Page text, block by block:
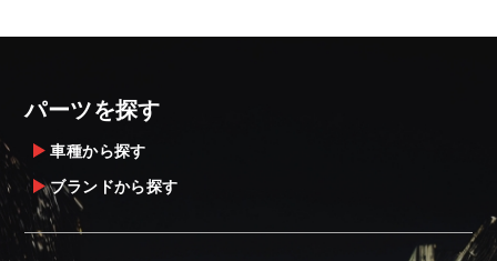
パーツを探す
車種から探す
ブランドから探す